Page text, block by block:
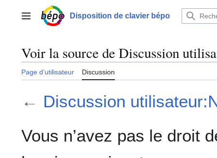
contenuMenu principalDisposition de clavier bépo
Voir la source de Discussion
Page d’utilisateur Discussion
← Discussion
Vous n’avez pas le droit